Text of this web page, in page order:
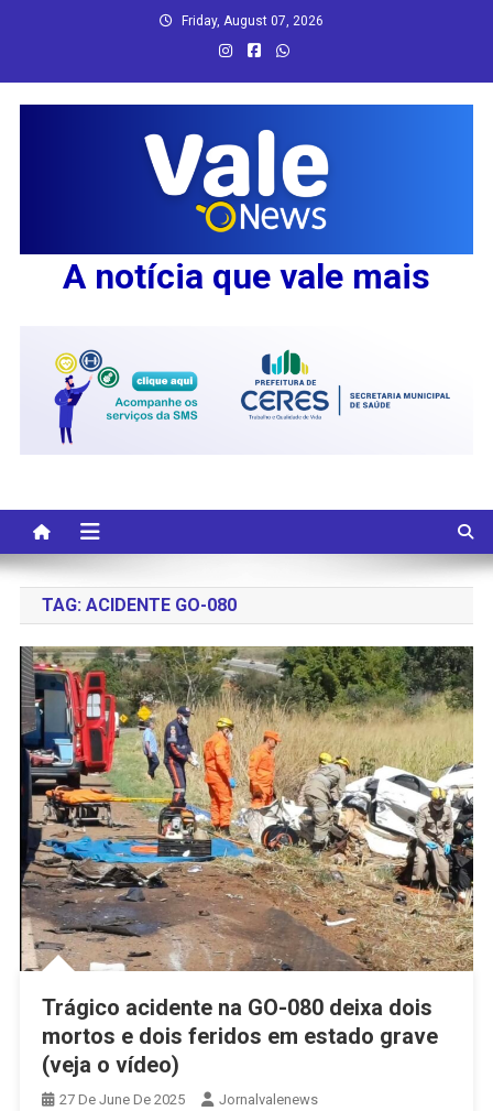
Friday, August 07, 2026
A notícia que vale mais
TAG: ACIDENTE GO-080
Trágico acidente na GO-080 deixa dois
mortos e dois feridos em estado grave
(veja o vídeo)
27 De June De 2025
Jornalvalenews